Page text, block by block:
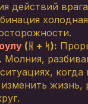
действий
(ᚺ + ᛋ):
Молния,
жизнь,